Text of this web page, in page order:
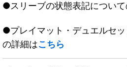
●スリーブの状態表記につい
●プレイマット・デュエルセ
の詳細はこちら